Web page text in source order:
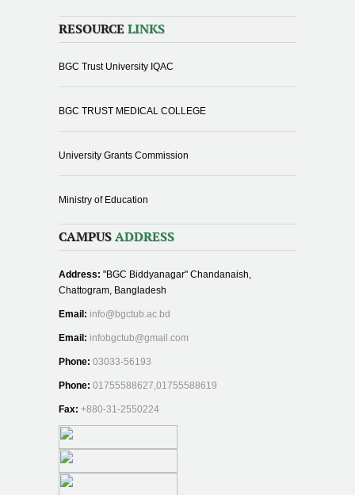
RESOURCE LINKS
BGC Trust University IQAC
BGC TRUST MEDICAL COLLEGE
University Grants Commission
Ministry of Education
CAMPUS ADDRESS
Address: "BGC Biddyanagar" Chandanaish,
Chattogram, Bangladesh
Email: info@bgctub.ac.bd
Email: infobgctub@gmail.com
Phone: 03033-56193
Phone: 01755588627,01755588619
Fax: +880-31-2550224